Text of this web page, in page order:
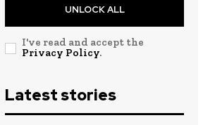
UNLOCK ALL
I've read and accept the
Privacy Policy.
Latest stories